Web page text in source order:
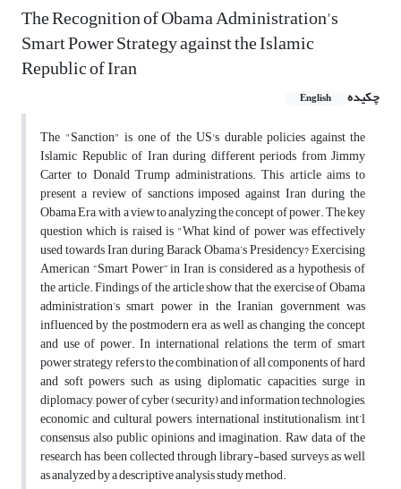
The Recognition of Obama Administration's
Smart Power Strategy against the Islamic
Republic of Iran
چکیده English
The "Sanction" is one of the US's durable policies against the
Islamic Republic of Iran during different periods from Jimmy
Carter to Donald Trump administrations. This article aims to
present a review of sanctions imposed against Iran during the
Obama Era, with a view to analyzing the concept of power. The key
question which is raised is "What kind of power was effectively
used towards Iran during Barack Obama’s Presidency? Exercising
American “Smart Power” in Iran is considered as a hypothesis of
the article. Findings of the article show that the exercise of Obama
administration’s smart power in the Iranian government was
influenced by the postmodern era as well as changing the concept
and use of power. In international relations, the term of smart
power strategy refers to the combination of all components of hard
and soft powers such as using diplomatic capacities, surge in
diplomacy, power of cyber (security) and information technologies,
economic and cultural powers, international institutionalism, int’l
consensus also public opinions and imagination. Raw data of the
research has been collected through library-based surveys as well
as analyzed by a descriptive analysis study method.